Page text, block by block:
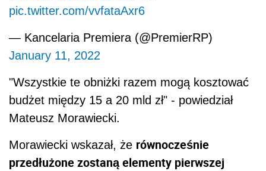
pic.twitter.com/vvfataAxr6
— Kancelaria Premiera (@PremierRP)
January 11, 2022
"Wszystkie te obniżki razem mogą kosztować
budżet między 15 a 20 mld zł" - powiedział
Mateusz Morawiecki.
Morawiecki wskazał, że równocześnie
przedłużone zostaną elementy pierwszej